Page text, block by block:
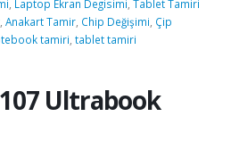
Laptop Ekran Degisimi Tablet Tamiri
Anakart Tamir, Chip Değişimi Çip
tamiri tablet tamiri
Ultrabook